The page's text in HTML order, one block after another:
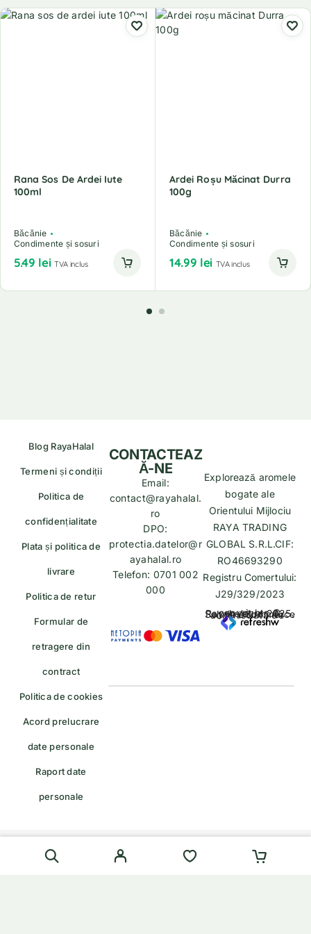
Rana Sos De Ardei Iute
100ml
Băcănie
Condimente și sosuri
5.49 lei TVA inclus
Ardei Roșu Măcinat Durra
100g
Băcănie
Condimente și sosuri
14.99 lei TVA inclus
Blog RayaHalal
Termeni și condiții
Politica de
confidențialitate
Plata și politica de
livrare
Politica de retur
Formular de
retragere din
contract
Politica de cookies
Acord prelucrare
date personale
Raport date
personale
Explorează aromele
bogate ale
Orientului Mijlociu
RAYA TRADING
GLOBAL S.R.L.CIF:
RO46693290
Registru Comertului:
J29/329/2023
copyrights © Rayahalal.ro 2025. Soluție eCommerce administrată de
CONTACTEAZ
Ă-NE
Email:
contact@rayahalal.
ro
DPO:
protectia.datelor@r
ayahalal.ro
Telefon: 0701 002
000